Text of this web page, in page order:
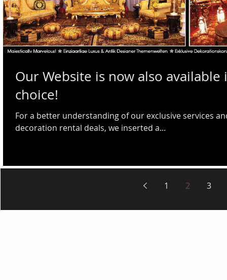
Our Website is now also
choice!
For a better understanding of our exclusive services
decoration rental deals, we inserted a...
1 2 3